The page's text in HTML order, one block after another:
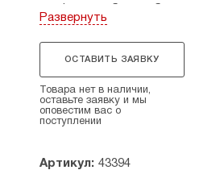
советом Русской
Развернуть
ОСТАВИТЬ ЗАЯВКУ
Товара нет в наличии,
оставьте заявку и мы
оповестим вас о
поступлении
Артикул: 43394